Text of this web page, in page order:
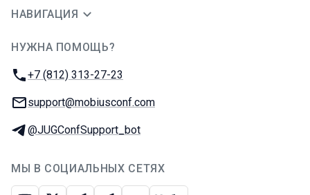
НАВИГАЦИЯ
НУЖНА ПОМОЩЬ?
Телефон:
+7 (812) 313-27-23
E-mail:
support@mobiusconf.com
Телеграм:
@JUGConfSupport_bot
МЫ В СОЦИАЛЬНЫХ СЕТЯХ